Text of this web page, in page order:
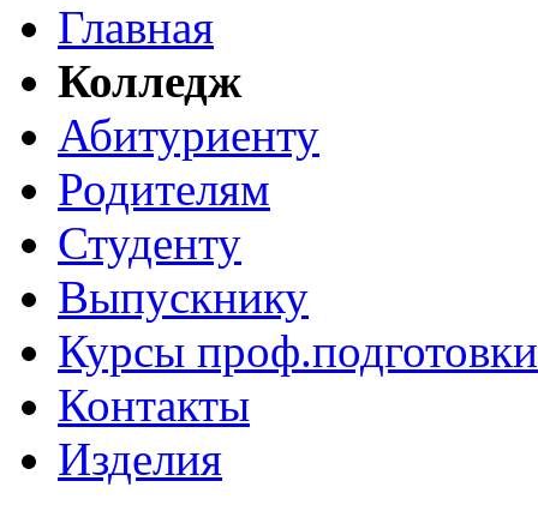
Главная
Колледж
Абитуриенту
Родителям
Студенту
Выпускнику
Курсы проф.подготовки
Контакты
Изделия